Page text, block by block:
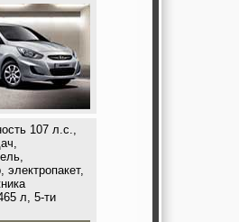
107 л.с.,
электропакет,
л, 5-ти